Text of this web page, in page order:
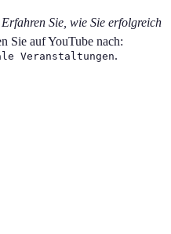
Erfahren Sie, wie Sie erfolgreich
Sie auf YouTube nach:
Veranstaltungen.